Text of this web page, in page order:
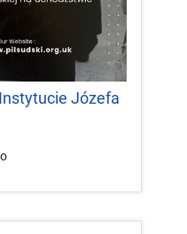
Józefa